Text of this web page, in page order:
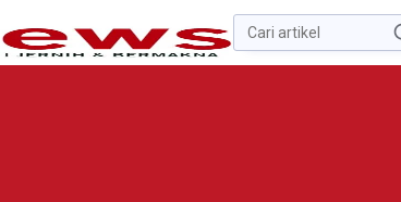
Pencarian
untuk: